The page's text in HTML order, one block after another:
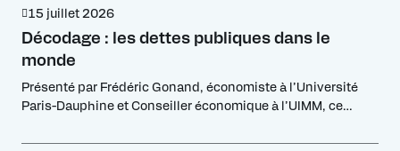
15 juillet 2026
Décodage : les dettes publiques dans le
monde
Présenté par Frédéric Gonand, économiste à l’Université
Paris-Dauphine et Conseiller économique à l’UIMM, ce
l'échelle globale et dresse un panorama des fragilités